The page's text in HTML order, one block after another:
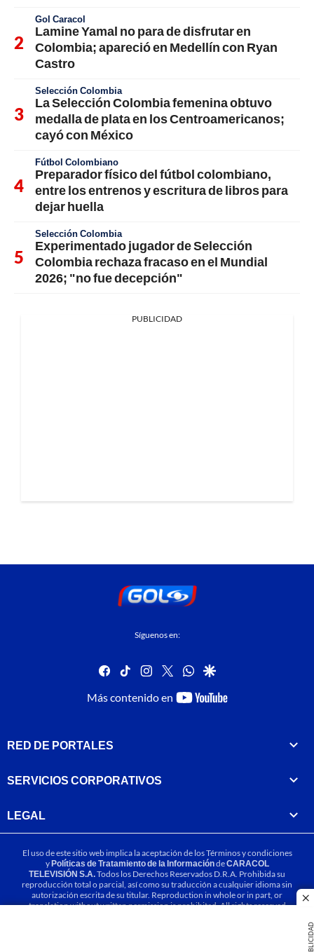
PUBLICIDAD
Gol Caracol
Lamine Yamal no para de disfrutar en
Colombia; apareció en Medellín con Ryan
Castro
Selección Colombia
La Selección Colombia femenina obtuvo
medalla de plata en los Centroamericanos;
cayó con México
Fútbol Colombiano
Preparador físico del fútbol colombiano,
entre los entrenos y escritura de libros para
dejar huella
Selección Colombia
Experimentado jugador de Selección
Colombia rechaza fracaso en el Mundial
2026; "no fue decepción"
PUBLICIDAD
Síguenos en:
facebook
tiktok instagram
twitterwhatsapp
google
Más contenido en
youtube-
RED DE PORTALES
SERVICIOS CORPORATIVOS
LEGAL
El uso de este sitio web implica la aceptación de losTérminos y condiciones
yPolíticas de Tratamiento de la InformacióndeCARACOL
TELEVISIÓN S.A.Todos los Derechos Reservados D.R.A. Prohibida su
reproducción total o parcial, así como su traducción a cualquier idioma sin
autorización escrita de su titular. Reproduction in whole or in part, or
translation without written permission is prohibited. All rights reserved